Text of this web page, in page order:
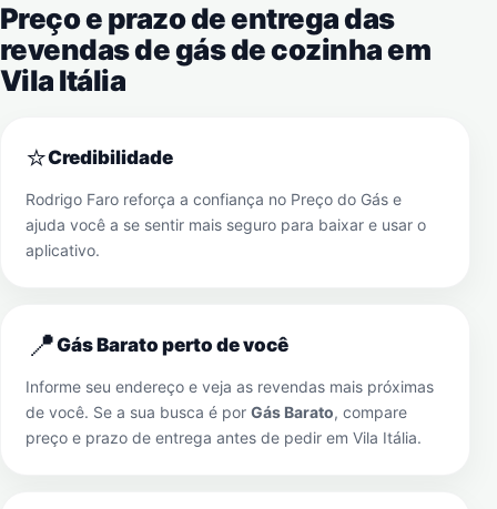
Preço e prazo de entrega das
revendas de gás de cozinha em
Vila Itália
⭐Credibilidade
Rodrigo Faro reforça a confiança no Preço do Gás e
ajuda você a se sentir mais seguro para baixar e usar o
aplicativo.
📍Gás Barato perto de você
Informe seu endereço e veja as revendas mais próximas
de você. Se a sua busca é por Gás Barato, compare
preço e prazo de entrega antes de pedir em Vila Itália.